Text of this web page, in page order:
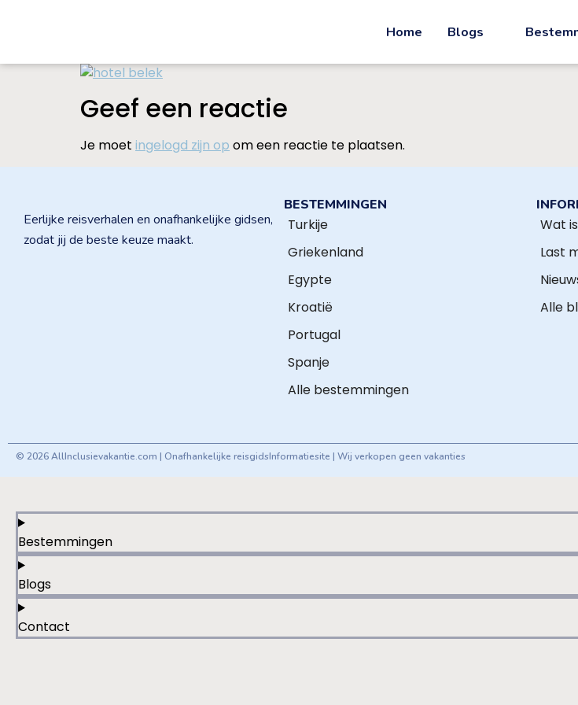
Home Blogs
Geef een reactie
Je moet ingelogd zijn op om een reactie te plaatsen.
Eerlijke reisverhalen en onafhankelijke gidsen,
zodat jij de beste keuze maakt.
BESTEMMINGEN
Turkije
Griekenland
Egypte
Kroatië
Portugal
Spanje
Alle bestemmingen
Wat
Last
Alle
© 2026 AllInclusievakantie.com | Onafhankelijke reisgidsInformatiesite | Wij verkopen geen vakanties
Bestemmingen
Blogs
Contact